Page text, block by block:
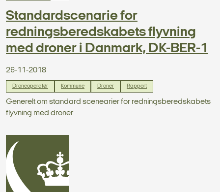
Standardscenarie for
redningsberedskabets flyvning
med droner i Danmark, DK-BER-1
26-11-2018
Droneoperatør Kommune Droner Rapport
Generelt om standard scenearier for redningsberedskabets
flyvning med droner